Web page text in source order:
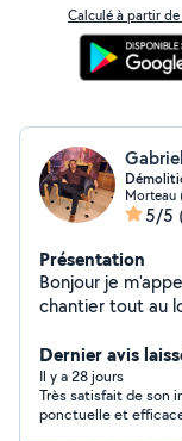
Calculé à partir de
Morteau
5/5
Présentation
Bonjour je
chantier tout au
très manuel et je
fais.
Dernier avis
Il y a 28 jours
Très satisfait de son
ponctuelle et